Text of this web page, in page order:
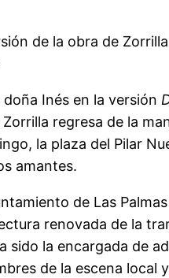
de la obra de
Inés en la versión
regresa de la
la plaza del Pilar
amantes.
de Las
renovada de la
sido la encargada de
de la escena local